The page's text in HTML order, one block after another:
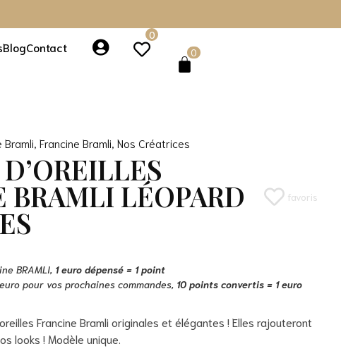
BlogContact
0
0
Bramli ,Francine Bramli ,Nos Créatrices
BRAMLI LÉOPARD favoris
BRAMLI, 1 euro dépensé = 1 point
pour vos prochaines commandes, 10 points convertis = 1 euro
Francine Bramli originales et élégantes ! Elles rajouteront
looks ! Modèle unique.